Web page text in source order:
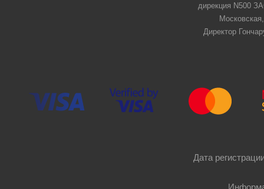
дирекция N500
Директор
Дата